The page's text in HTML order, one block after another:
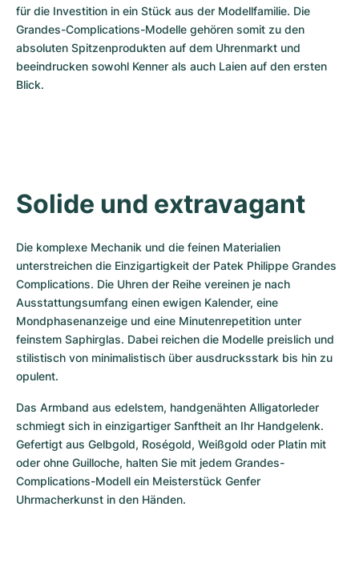
für die Investition in ein Stück aus der Modellfamilie. Die
Grandes-Complications-Modelle gehören somit zu den
absoluten Spitzenprodukten auf dem Uhrenmarkt und
beeindrucken sowohl Kenner als auch Laien auf den ersten
Blick.
Solide und extravagant
Die komplexe Mechanik und die feinen Materialien
unterstreichen die Einzigartigkeit der Patek Philippe Grandes
Complications. Die Uhren der Reihe vereinen je nach
Ausstattungsumfang einen ewigen Kalender, eine
Mondphasenanzeige und eine Minutenrepetition unter
feinstem Saphirglas. Dabei reichen die Modelle preislich und
stilistisch von minimalistisch über ausdrucksstark bis hin zu
opulent.
Das Armband aus edelstem, handgenähten Alligatorleder
schmiegt sich in einzigartiger Sanftheit an Ihr Handgelenk.
Gefertigt aus Gelbgold, Roségold, Weißgold oder Platin mit
oder ohne Guilloche, halten Sie mit jedem Grandes-
Complications-Modell ein Meisterstück Genfer
Uhrmacherkunst in den Händen.